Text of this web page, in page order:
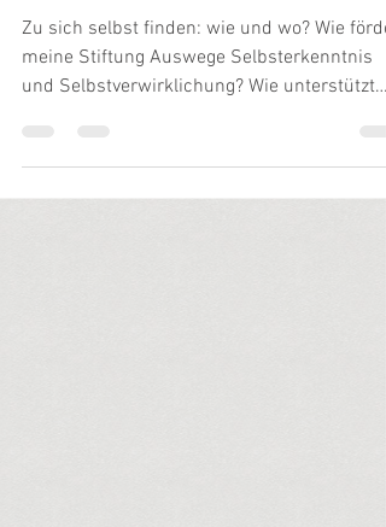
Wenn das Ich zum Rätsel wird
Zu sich selbst finden: wie und wo? Wie
sie...